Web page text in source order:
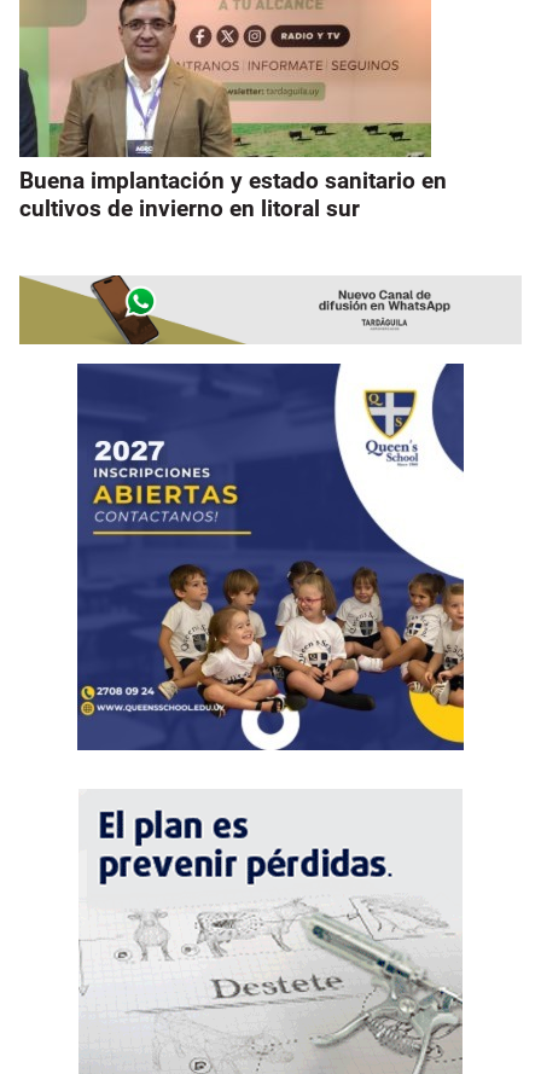
Buena implantación y estado sanitario en
cultivos de invierno en litoral sur